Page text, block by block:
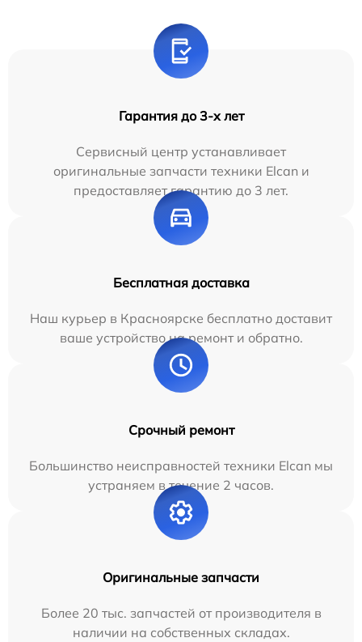
Гарантия до 3-х лет
Сервисный центр устанавливает
оригинальные запчасти техники Elcan и
предоставляет гарантию до 3 лет.
Бесплатная доставка
Наш курьер в Красноярске бесплатно доставит
ваше устройство на ремонт и обратно.
Срочный ремонт
Большинство неисправностей техники Elcan мы
устраняем в течение 2 часов.
Оригинальные запчасти
Более 20 тыс. запчастей от производителя в
наличии на собственных складах.